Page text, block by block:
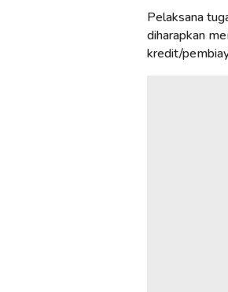
Pelaksana
diharapkan
kredit/